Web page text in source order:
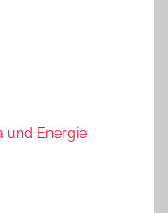
und Energie